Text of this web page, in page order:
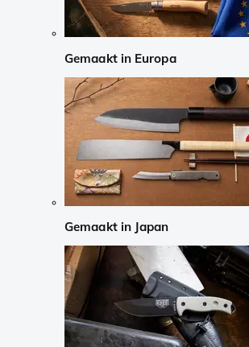
Gemaakt in Europa
Gemaakt in Japan